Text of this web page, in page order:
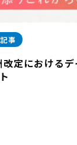
事
定における